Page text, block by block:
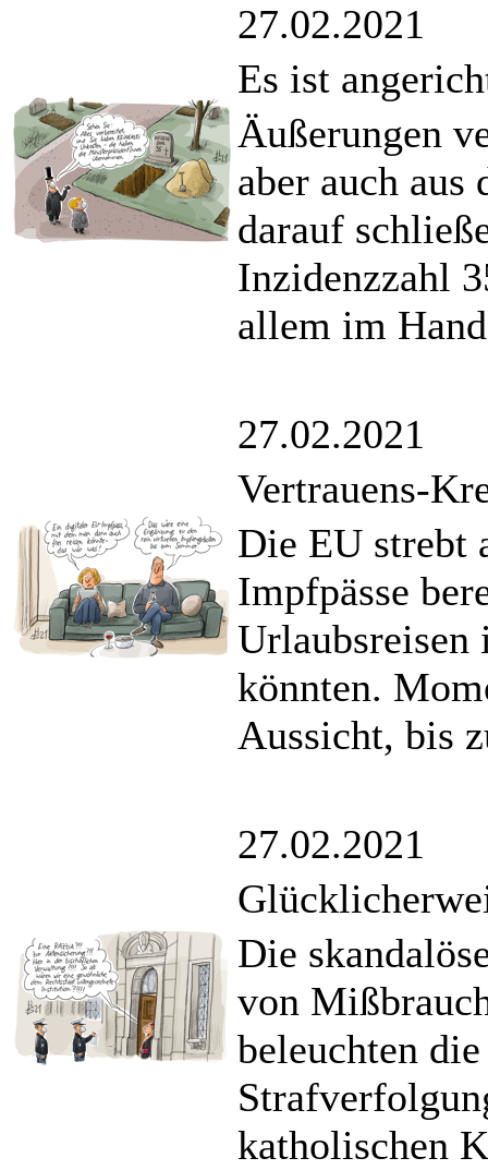
27.02.2021
Es ist
Äußerungen
aber auch aus
darauf
Inzidenzzahl
allem im
27.02.2021
Vertrauens-
Die EU strebt
Impfpässe
Urlaubsreisen
könnten.
Aussicht, bis
27.02.2021
Die
von
beleuchten
katholischen